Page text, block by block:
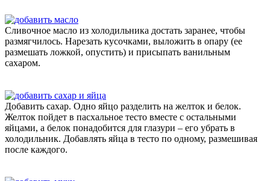
Сливочное масло из холодильника достать заранее, чтобы
размягчилось. Нарезать кусочками, выложить в опару (ее
размешать ложкой, опустить) и присыпать ванильным
сахаром.
Добавить сахар. Одно яйцо разделить на желток и белок.
Желток пойдет в пасхальное тесто вместе с остальными
яйцами, а белок понадобится для глазури – его убрать в
холодильник. Добавлять яйца в тесто по одному, размешивая
после каждого.